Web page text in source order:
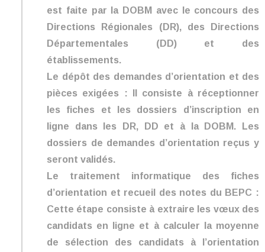
est faite par la DOBM avec le concours des
Directions Régionales (DR), des Directions
Départementales (DD) et des
établissements.
Le dépôt des demandes d’orientation et des
pièces exigées : Il consiste à réceptionner
les fiches et les dossiers d’inscription en
ligne dans les DR, DD et à la DOBM. Les
dossiers de demandes d’orientation reçus y
seront validés.
Le traitement informatique des fiches
d’orientation et recueil des notes du BEPC :
Cette étape consiste à extraire les vœux des
candidats en ligne et à calculer la moyenne
de sélection des candidats à l’orientation